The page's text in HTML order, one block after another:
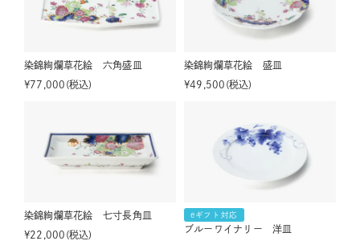
染錦絢爛草花絵 六角盛皿
¥77,000 税込
染錦絢爛草花絵 盛皿
¥49,500 税込
染錦絢爛草花絵 七寸長角皿
¥22,000 税込
eギフト対応
ブルーワイナリー 洋皿